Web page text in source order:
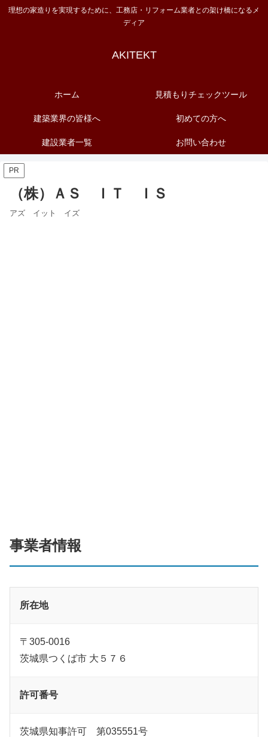
理想の家造りを実現するために、工務店・リフォーム業者との架け橋になるメ
ディア
AKITEKT
ホーム 見積もりチェックツール
建築業界の皆様へ 初めての方へ
建設業者一覧 お問い合わせ
PR
（株）ＡＳ ＩＴ ＩＳ
アズ イット イズ
事業者情報
所在地
〒305-0016
茨城県つくば市 大５７６
許可番号
茨城県知事許可 第035551号